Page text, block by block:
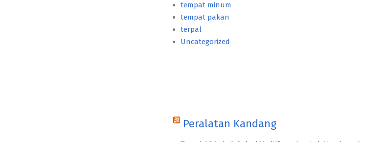
tempat minum
tempat pakan
terpal
Uncategorized
Peralatan Kandang